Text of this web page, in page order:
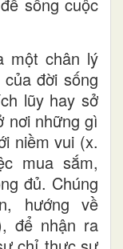
một chân lý
đời sống
lũy hay sở
nơi những gì
niềm vui (x.
mua sắm,
đủ. Chúng
hướng về
để nhận ra